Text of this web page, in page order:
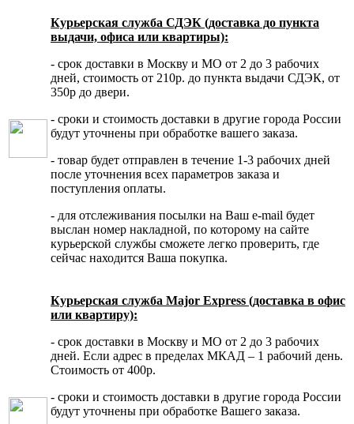
Курьерская служба СДЭК (доставка до пункта
выдачи, офиса или квартиры):
- срок доставки в Москву и МО от 2 до 3 рабочих
дней, стоимость от 210р. до пункта выдачи СДЭК, от
350р до двери.
- сроки и стоимость доставки в другие города России
будут уточнены при обработке вашего заказа.
- товар будет отправлен в течение 1-3 рабочих дней
после уточнения всех параметров заказа и
поступления оплаты.
- для отслеживания посылки на Ваш e-mail будет
выслан номер накладной, по которому на сайте
курьерской службы сможете легко проверить, где
сейчас находится Ваша покупка.
Курьерская служба Major Express (доставка в офис
или квартиру):
- срок доставки в Москву и МО от 2 до 3 рабочих
дней. Если адрес в пределах МКАД – 1 рабочий день.
Стоимость от 400р.
- сроки и стоимость доставки в другие города России
будут уточнены при обработке Вашего заказа.